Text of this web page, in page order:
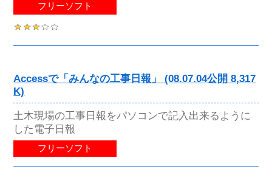
フリーソフト
Accessで「みんなの工事日報」 (08.07.04公開 8,317
K)
土木現場の工事日報をパソコンで記入出来るように
した電子日報
フリーソフト